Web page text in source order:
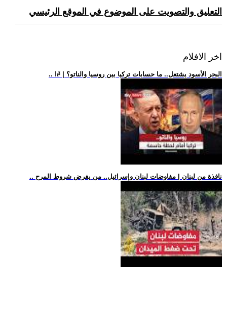
التعليق والتصويت على الموضوع في الموقع الرئيسي
اخر الافلام
.. البحر الأسود يشتعل.. ما حسابات تركيا بين روسيا والناتو؟ | #ا
.. نافذة من لبنان | مفاوضات لبنان وإسرائيل.. من يفرض شروط المرح